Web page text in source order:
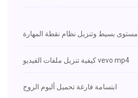
مستوى بسيط وتنزيل نظام نقطة المهارة
كيفية تنزيل ملفات الفيديو vevo mp4
ابتسامة فارغة تحميل ألبوم الروح